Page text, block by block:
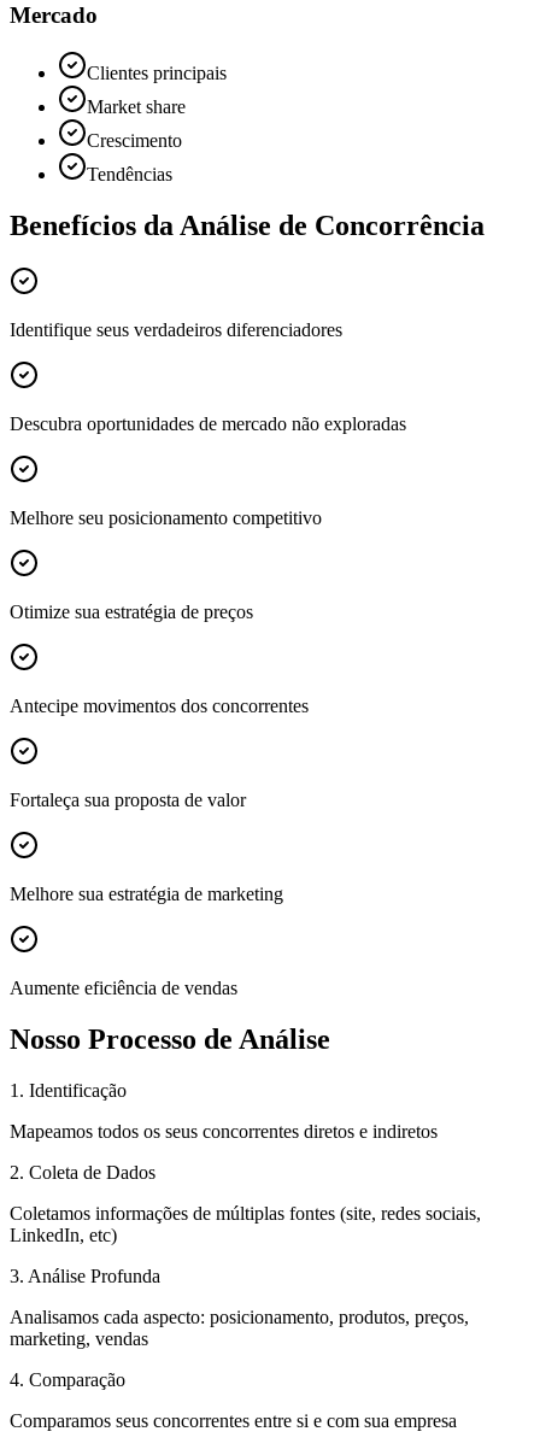
Mercado
Clientes principais
Market share
Crescimento
Tendências
Benefícios da Análise de Concorrência
Identifique seus verdadeiros diferenciadores
Descubra oportunidades de mercado não exploradas
Melhore seu posicionamento competitivo
Otimize sua estratégia de preços
Antecipe movimentos dos concorrentes
Fortaleça sua proposta de valor
Melhore sua estratégia de marketing
Aumente eficiência de vendas
Nosso Processo de Análise
1. Identificação
Mapeamos todos os seus concorrentes diretos e indiretos
2. Coleta de Dados
Coletamos informações de múltiplas fontes (site, redes sociais,
LinkedIn, etc)
3. Análise Profunda
Analisamos cada aspecto: posicionamento, produtos, preços,
marketing, vendas
4. Comparação
Comparamos seus concorrentes entre si e com sua empresa